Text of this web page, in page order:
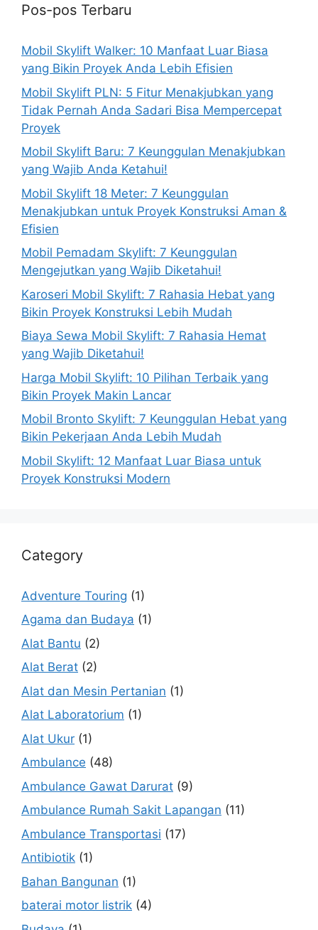
Pos-pos Terbaru
Mobil Skylift Walker: 10 Manfaat Luar Biasa
yang Bikin Proyek Anda Lebih Efisien
Mobil Skylift PLN: 5 Fitur Menakjubkan yang
Tidak Pernah Anda Sadari Bisa Mempercepat
Proyek
Mobil Skylift Baru: 7 Keunggulan Menakjubkan
yang Wajib Anda Ketahui!
Mobil Skylift 18 Meter: 7 Keunggulan
Menakjubkan untuk Proyek Konstruksi Aman &
Efisien
Mobil Pemadam Skylift: 7 Keunggulan
Mengejutkan yang Wajib Diketahui!
Karoseri Mobil Skylift: 7 Rahasia Hebat yang
Bikin Proyek Konstruksi Lebih Mudah
Biaya Sewa Mobil Skylift: 7 Rahasia Hemat
yang Wajib Diketahui!
Harga Mobil Skylift: 10 Pilihan Terbaik yang
Bikin Proyek Makin Lancar
Mobil Bronto Skylift: 7 Keunggulan Hebat yang
Bikin Pekerjaan Anda Lebih Mudah
Mobil Skylift: 12 Manfaat Luar Biasa untuk
Proyek Konstruksi Modern
Category
Adventure Touring (1)
Agama dan Budaya (1)
Alat Bantu (2)
Alat Berat (2)
Alat dan Mesin Pertanian (1)
Alat Laboratorium (1)
Alat Ukur (1)
Ambulance (48)
Ambulance Gawat Darurat (9)
Ambulance Rumah Sakit Lapangan (11)
Ambulance Transportasi (17)
Antibiotik (1)
Bahan Bangunan (1)
baterai motor listrik (4)